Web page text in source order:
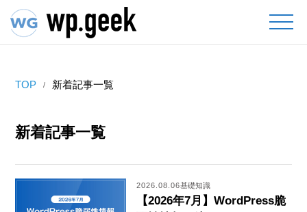
TOP 新着記事一覧
新着記事一覧
2026.08.06基礎知識
【2026年7月】WordPress脆